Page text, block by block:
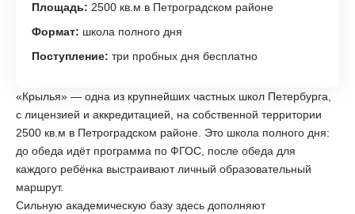
Площадь: 2500 кв.м в Петроградском районе
Формат: школа полного дня
Поступление: три пробных дня бесплатно
«Крылья» — одна из крупнейших частных школ Петербурга,
с лицензией и аккредитацией, на собственной территории
2500 кв.м в Петроградском районе. Это школа полного дня:
до обеда идёт программа по ФГОС, после обеда для
каждого ребёнка выстраивают личный образовательный
маршрут.
Сильную академическую базу здесь дополняют